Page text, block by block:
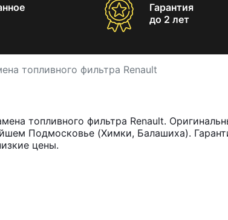
Гарантия
до 2 лет
топливного фильтра Renault
топливного фильтра Renault.
Подмосковье (Химки, Балашиха).
цены.